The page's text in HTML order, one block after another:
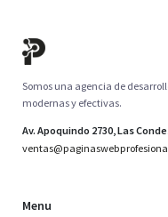
Somos una agencia de
modernas y efectivas.
Av. Apoquindo 2730, Las
Menu